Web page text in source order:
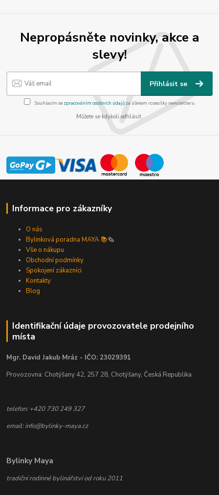
Nepropásněte novinky, akce a
slevy!
Přihlásit se
Souhlasím se zpracováním osobních údajůza účelem rozesílky newsletteru.
Můžete se kdykoli odhlásit.
Informace pro zákazníky
O nás
Bylinková poradna MAYA 📚🗞️
Vše o nákupu
Obchodní podmínky
Spokojení zákazníci
Kontakty
Blog
Identifikační údaje provozovatele prodejního
místa
Mgr. David Jakub Mráz - IČO: 23029391
Provozovna: Chotýšany 42, 257 28, Chotýšany, Česká Republika
telefon: +420 730 249 327
email: info@bylinky-maya.cz
Bylinky Maya
tradiční rodinné bylinářství od roku 2011